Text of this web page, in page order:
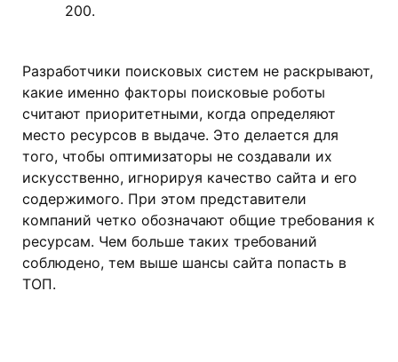
200.
Разработчики поисковых систем не раскрывают,
какие именно факторы поисковые роботы
считают приоритетными, когда определяют
место ресурсов в выдаче. Это делается для
того, чтобы оптимизаторы не создавали их
искусственно, игнорируя качество сайта и его
содержимого. При этом представители
компаний четко обозначают общие требования к
ресурсам. Чем больше таких требований
соблюдено, тем выше шансы сайта попасть в
ТОП.